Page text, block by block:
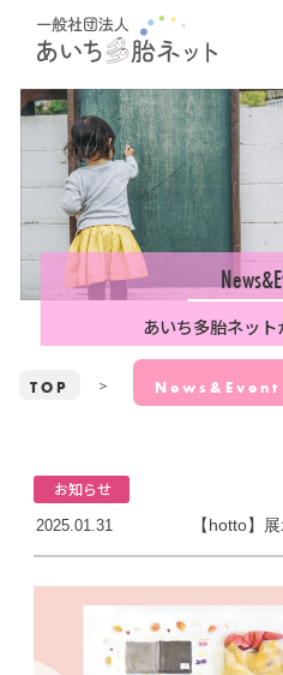
あいち多胎ネッ
TOP News&Event
お知らせ
2025.01.31 【hotto】